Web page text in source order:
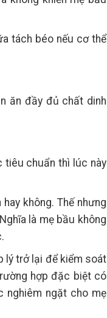
tách béo nếu cơ thể
ăn đầy đủ chất dinh
tiêu chuẩn thì lúc này
không. Thế nhưng
là mẹ bầu không
lý trở lại để kiểm soát
hợp đặc biệt có
nghiêm ngặt cho mẹ